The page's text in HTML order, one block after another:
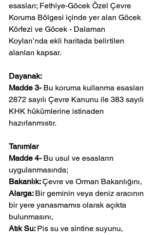
esasları; Fethiye-Göcek Özel Çevre
Koruma Bölgesi içinde yer alan Göcek
Körfezi ve Göcek - Dalaman
Koyları’nda ekli haritada belirtilen
alanları kapsar.
Dayanak:
Madde 3- Bu koruma kullanma esasları
2872 sayılı Çevre Kanunu ile 383 sayılı
KHK hükümlerine istinaden
hazırlanmıstır.
Tanımlar
Madde 4- Bu usul ve esasların
uygulanmasında;
Bakanlık: Çevre ve Orman Bakanlığını,
Alarga: Bir geminin veya deniz aracının
bir yere yanasmamıs olarak açıkta
bulunmasını,
Atık Su: Pis su ve sintine suyunu,